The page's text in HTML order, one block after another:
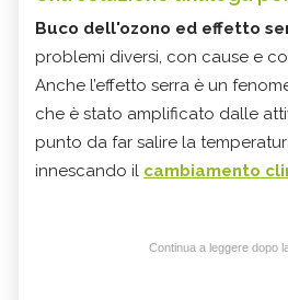
Buco dell'ozono ed effetto
problemi diversi, con cause e
Anche l’effetto serra è un
che è stato amplificato dalle
punto da far salire la
innescando il cambiamento
Continua a leggere dopo